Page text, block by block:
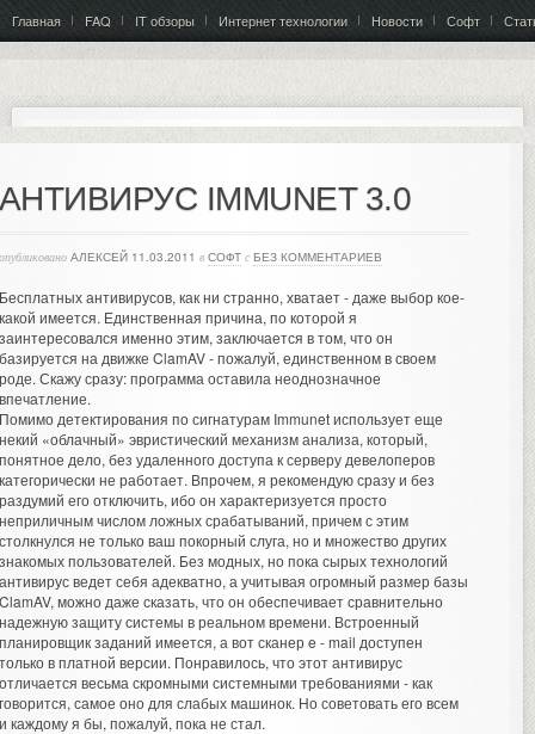
Главная FAQ IT обзоры Интернет технологии Новости Софт
IMMUNET 3.0
АЛЕКСЕЙ 11.03.2011 в СОФТ с БЕЗ КОММЕНТАРИЕВ
антивирусов, как ни странно, хватает - даже выбор кое-
имеется. Единственная причина, по которой я
именно этим, заключается в том, что он
на движке ClamAV - пожалуй, единственном в своем
Скажу сразу: программа оставила неоднозначное
детектирования по сигнатурам Immunet использует еще
«облачный» эвристический механизм анализа, который,
дело, без удаленного доступа к серверу девелоперов
не работает. Впрочем, я рекомендую сразу и без
его отключить, ибо он характеризуется просто
числом ложных срабатываний, причем с этим
не только ваш покорный слуга, но и множество других
пользователей. Без модных, но пока сырых технологий
ведет себя адекватно, а учитывая огромный размер базы
можно даже сказать, что он обеспечивает сравнительно
защиту системы в реальном времени. Встроенный
заданий имеется, а вот сканер e - mail доступен
в платной версии. Понравилось, что этот антивирус
весьма скромными системными требованиями - как
самое оно для слабых машинок. Но советовать его всем
каждому я бы, пожалуй, пока не стал.